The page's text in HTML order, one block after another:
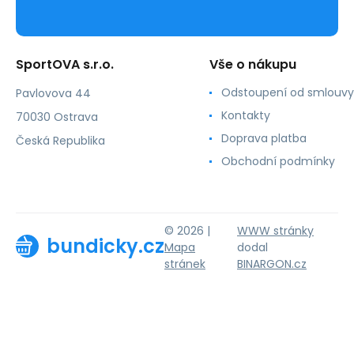
SportOVA s.r.o.
Pavlovova 44
70030 Ostrava
Česká Republika
Vše o nákupu
Odstoupení od smlouvy
Kontakty
Doprava platba
Obchodní podmínky
bundicky.cz
© 2026 |
Mapa
stránek
WWW stránky
dodal
BINARGON.cz